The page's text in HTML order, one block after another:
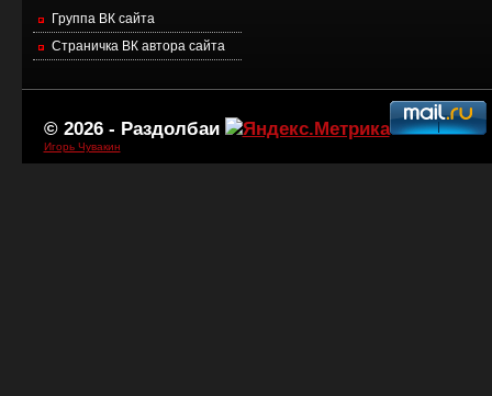
Группа ВК сайта
Страничка ВК автора сайта
© 2026 - Раздолбаи
Игорь Чувакин